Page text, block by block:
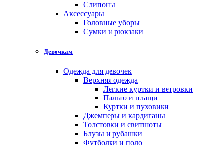
Слипоны
Аксессуары
Головные уборы
Сумки и рюкзаки
Девочкам
Одежда для девочек
Верхняя одежда
Легкие куртки и ветровки
Пальто и плащи
Куртки и пуховики
Джемперы и кардиганы
Толстовки и свитшоты
Блузы и рубашки
Футболки и поло